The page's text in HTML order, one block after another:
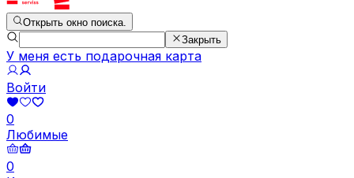
Открыть окно поиска.
Закрыть
У меня есть подарочная карта
Войти
0
Любимые
0